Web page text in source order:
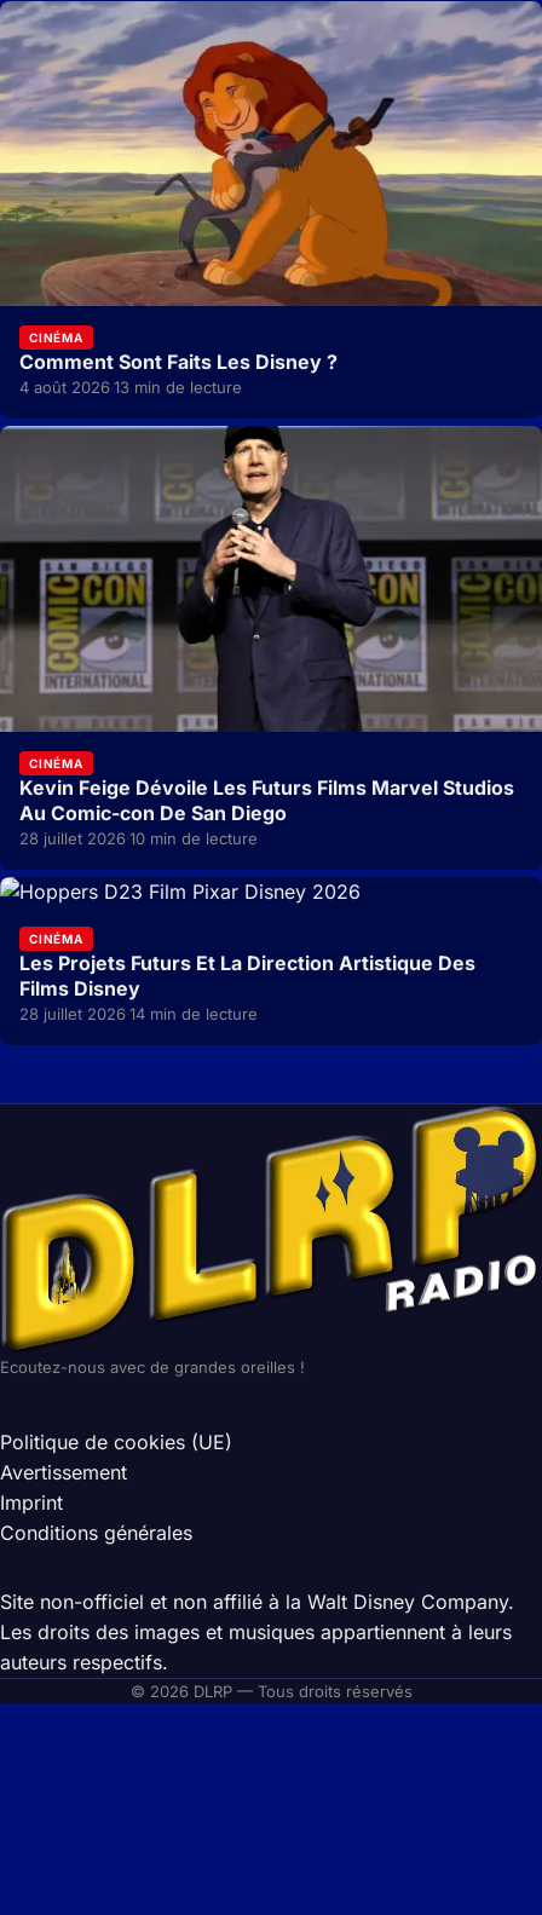
CINÉMA
Comment Sont Faits Les Disney ?
4 août 2026·13 min de lecture
CINÉMA
Kevin Feige Dévoile Les Futurs Films Marvel Studios
Au Comic-con De San Diego
28 juillet 2026·10 min de lecture
CINÉMA
Les Projets Futurs Et La Direction Artistique Des
Films Disney
28 juillet 2026·14 min de lecture
Ecoutez-nous avec de grandes oreilles !
Politique de cookies (UE)
Avertissement
Imprint
Conditions générales
Site non-officiel et non affilié à la Walt Disney Company.
Les droits des images et musiques appartiennent à leurs
auteurs respectifs.
© 2026 DLRP — Tous droits réservés